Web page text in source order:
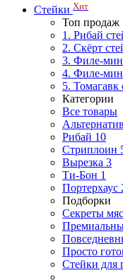
Стейки Хит
Топ продаж
1. Рибай
2. Скёрт
3. Филе-
4. Филе-
5.
Категории
Все товары
Рибай 10
Стриплоин
Вырезка 3
Ти-Бон 1
Портерхаус
Подборки
Секреты
Просто
Стейки для